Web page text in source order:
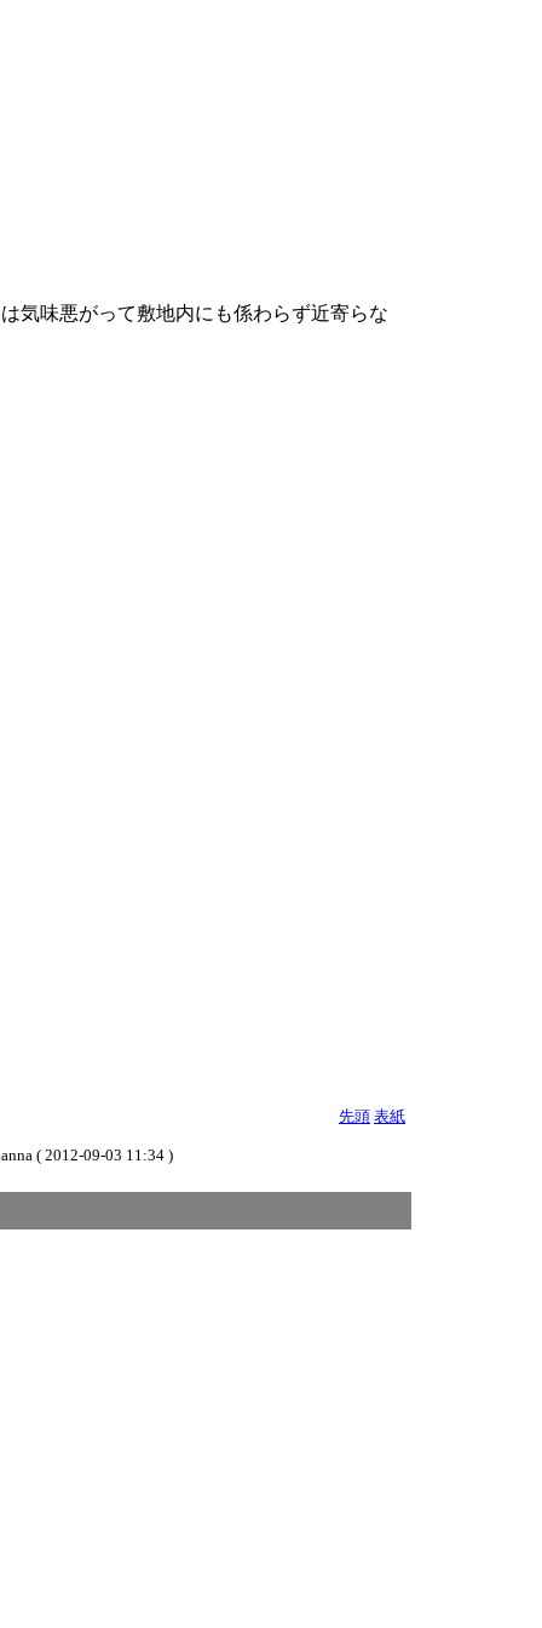
気味悪がって敷地内にも係わらず近寄らな
先頭 表紙
( 2012-09-03 11:34 )